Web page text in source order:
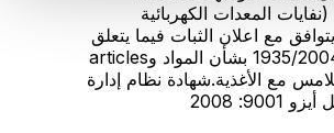
2002/96/EC (نفايات المعدات الكهربائية
يتوافق مع اعلان الثبات فيما يتعلق
باللائحة رقم 1935/2004 بشأن المواد وarticles
مع الأغذية.شهادة نظام إدارة
2008